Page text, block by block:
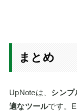
まとめ
UpNoteは、 シンプ
適なツールです。